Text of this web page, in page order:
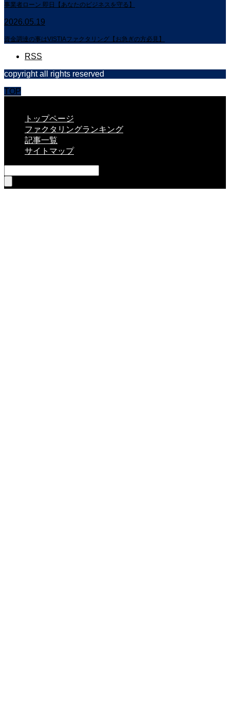
事業者ローン 即日【あなたのビジネスを守る】
2026.05.19
資金調達の事はVISTIAファクタリング【お急ぎの方必見】
RSS
copyright all rights reserved
TOP
トップページ
ファクタリングランキング
記事一覧
サイトマップ